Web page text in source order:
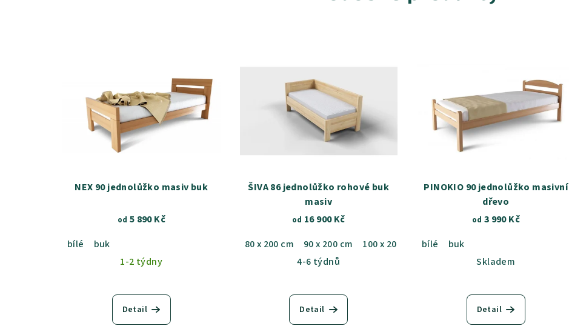
NEX 90 jednolůžko masiv buk
od 5 890 Kč
bílé
buk
1-2 týdny
Detail
ŠIVA 86 jednolůžko rohové buk
masiv
od 16 900 Kč
80 x 200 cm
90 x 200 cm
100 x 200 cm
4-6 týdnů
Detail
PINOKIO 90 jednolůžko masivní
dřevo
od 3 990 Kč
bílé
buk
Skladem
Detail